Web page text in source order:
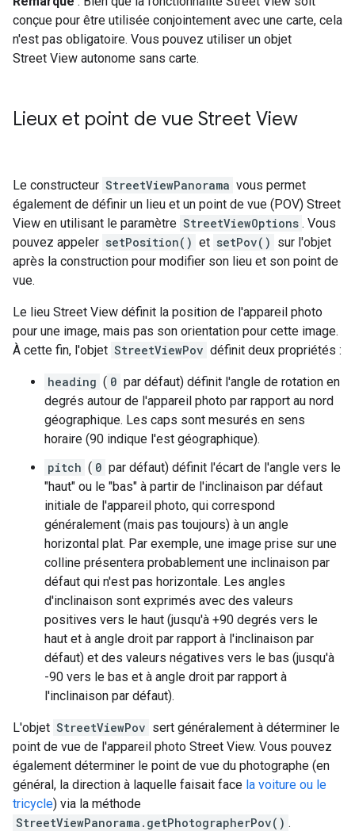
conçue pour être utilisée conjointement avec une carte, cela
n'est pas obligatoire. Vous pouvez utiliser un objet
Street View autonome sans carte.
Lieux et point de vue Street View
Le constructeur StreetViewPanorama vous permet
également de définir un lieu et un point de vue (POV) Street
View en utilisant le paramètre StreetViewOptions . Vous
pouvez appeler setPosition() et setPov() sur l'objet
après la construction pour modifier son lieu et son point de
vue.
Le lieu Street View définit la position de l'appareil photo
pour une image, mais pas son orientation pour cette image.
À cette fin, l'objet StreetViewPov définit deux propriétés :
heading ( 0 par défaut) définit l'angle de rotation en
degrés autour de l'appareil photo par rapport au nord
géographique. Les caps sont mesurés en sens
horaire (90 indique l'est géographique).
pitch ( 0 par défaut) définit l'écart de l'angle vers le
"haut" ou le "bas" à partir de l'inclinaison par défaut
initiale de l'appareil photo, qui correspond
généralement (mais pas toujours) à un angle
horizontal plat. Par exemple, une image prise sur une
colline présentera probablement une inclinaison par
défaut qui n'est pas horizontale. Les angles
d'inclinaison sont exprimés avec des valeurs
positives vers le haut (jusqu'à +90 degrés vers le
haut et à angle droit par rapport à l'inclinaison par
défaut) et des valeurs négatives vers le bas (jusqu'à
-90 vers le bas et à angle droit par rapport à
l'inclinaison par défaut).
L'objet StreetViewPov sert généralement à déterminer le
point de vue de l'appareil photo Street View. Vous pouvez
également déterminer le point de vue du photographe (en
général, la direction à laquelle faisait face la voiture ou le
tricycle) via la méthode
StreetViewPanorama.getPhotographerPov() .